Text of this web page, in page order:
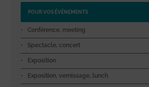
POUR VOS ÉVÉNEMENTS
Conférence, meeting
Spectacle, concert
Exposition
Exposition, vernissage, lunch